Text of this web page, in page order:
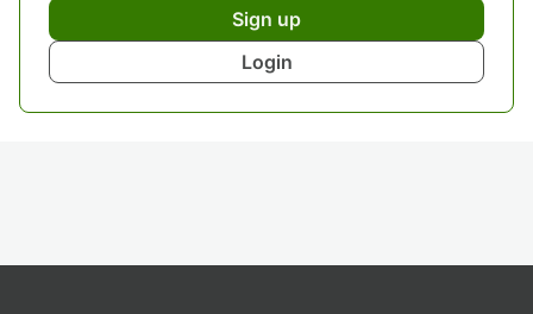
Sign up
Login